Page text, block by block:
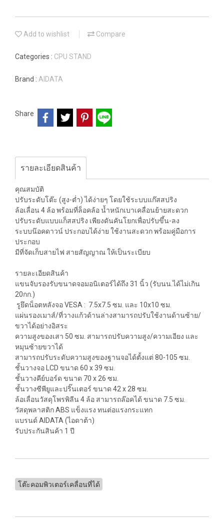
Add to wishlist Compare
Categories : CPU STAND
Brand : AIDATA
Share
รายละเอียดสินค้า
คุณสมบัติ
ปรับระดับโต๊ะ (สูง-ต่ำ) ได้ง่ายๆ โดยใช้ระบบแก๊สสปริง
ล้อเลื่อน 4 ล้อ พร้อมที่ล็อคล้อ น้ำหนักเบาเคลื่อนย้ายสะดวก
ปรับระดับแบบแก็สสปริง เพียงดันคันโยกเพื่อปรับขึ้น-ลง
ระบบน๊อคดาวน์ ประกอบได้ง่าย ใช้งานสะดวก พร้อมคู่มือการ
ประกอบ
มีที่จัดเก็บสายไฟ สายสัญญาณ ให้เป็นระเบียบ
รายละเอียดสินค้า
แขนจับรองรับขนาดจอมอนิเตอร์ได้ถึง 31 นิ้ว (รับนน.ได้ไม่เกิน
20กก.)
รูยึดน็อตหลังจอ VESA : 7.5x7.5 ซม. และ 10x10 ซม.
แผ่นรองเมาส์/ที่วางแก้วด้านล่างสามารถปรับใช้งานด้านซ้าย/
ขวาได้อย่างอิสระ
ความสูงของเสา 50 ซม. สามารถปรับความสูง/ความเอียง และ
หมุนซ้ายขวาได้
สามารถปรับระดับความสูงของฐานจอได้ตั้งแต่ 80-105 ซม.
ชั้นวางจอ LCD ขนาด 60 x 39 ซม.
ชั้นวางคีย์บอร์ด ขนาด 70 x 26 ซม.
ชั้นวางซีพียูและปริ๊นเตอร์ ขนาด 42 x 28 ซม.
ล้อเลื่อนวัสดุโพรพิลีน 4 ล้อ สามารถล๊อคได้ ขนาด 7.5 ซม.
วัสดุพลาสติก ABS แข็งแรง ทนต่อแรงกระแทก
แบรนด์ AIDATA (ไอดาต้า)
รับประกันสินค้า 1 ปี
โต๊ะคอมพิวเตอร์เคลื่อนที่ได้